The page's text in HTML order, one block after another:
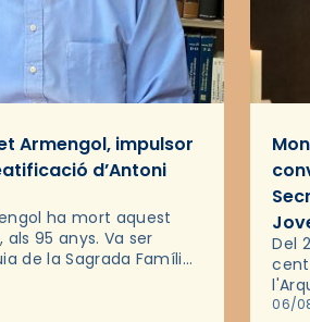
Armengol, impulsor
d’Antoni
ha mort aquest
als 95 anys. Va ser
de la Sagrada Família
Del
les
06/